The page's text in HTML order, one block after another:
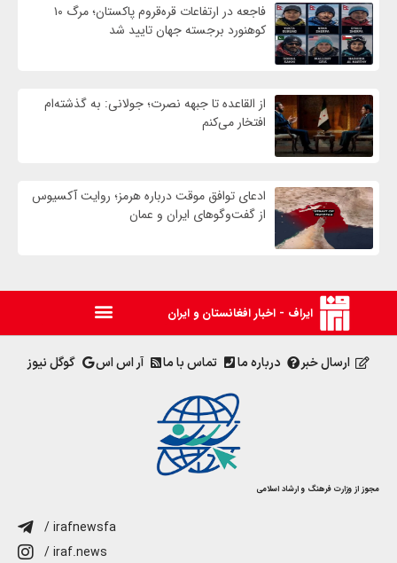
فاجعه در ارتفاعات قره‌قروم پاکستان؛ مرگ ۱۰
کوهنورد برجسته جهان تایید شد
از القاعده تا جبهه نصرت؛ جولانی: به گذشته‌ام
افتخار می‌کنم
ادعای توافق موقت درباره هرمز؛ روایت آکسیوس
از گفت‌وگوهای ایران و عمان
ایراف - اخبار افغانستان و ایران
ارسال خبر درباره ما تماس با ما آر اس اس گوگل نیوز
مجوز از وزارت فرهنگ و ارشاد اسلامی
/ irafnewsfa
/ iraf.news